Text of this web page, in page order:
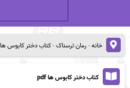
خانه-رمان ترسناک-کتاب دختر کابوس ها pdf
کتاب دختر کابوس ها pdf